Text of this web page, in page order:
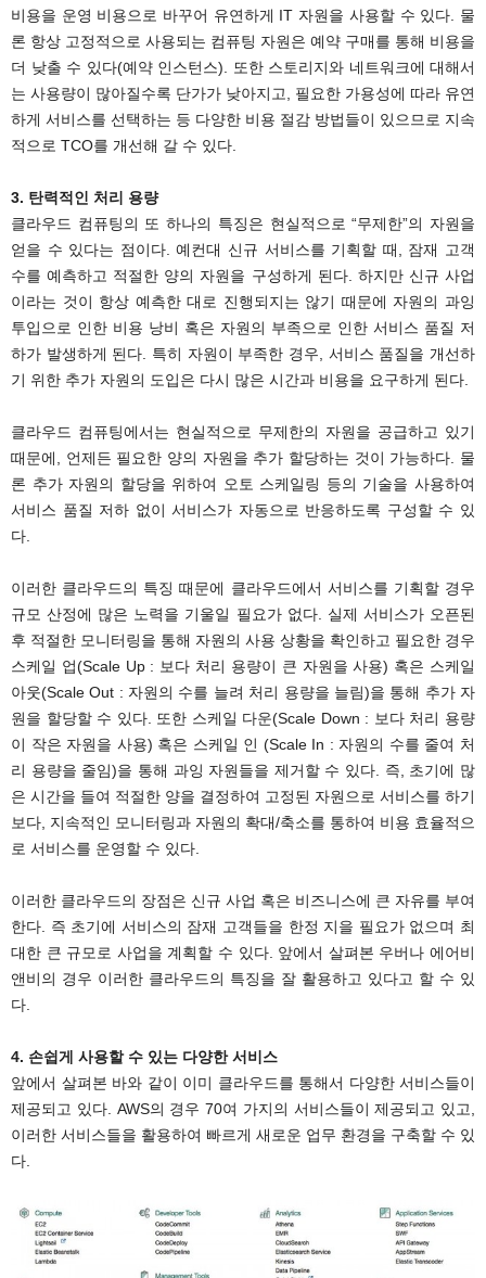
비용을 운영 비용으로 바꾸어 유연하게 IT 자원을 사용할 수 있다. 물
론 항상 고정적으로 사용되는 컴퓨팅 자원은 예약 구매를 통해 비용을
더 낮출 수 있다(예약 인스턴스). 또한 스토리지와 네트워크에 대해서
는 사용량이 많아질수록 단가가 낮아지고, 필요한 가용성에 따라 유연
하게 서비스를 선택하는 등 다양한 비용 절감 방법들이 있으므로 지속
적으로 TCO를 개선해 갈 수 있다.
3. 탄력적인 처리 용량
클라우드 컴퓨팅의 또 하나의 특징은 현실적으로 “무제한”의 자원을
얻을 수 있다는 점이다. 예컨대 신규 서비스를 기획할 때, 잠재 고객
수를 예측하고 적절한 양의 자원을 구성하게 된다. 하지만 신규 사업
이라는 것이 항상 예측한 대로 진행되지는 않기 때문에 자원의 과잉
투입으로 인한 비용 낭비 혹은 자원의 부족으로 인한 서비스 품질 저
하가 발생하게 된다. 특히 자원이 부족한 경우, 서비스 품질을 개선하
기 위한 추가 자원의 도입은 다시 많은 시간과 비용을 요구하게 된다.
클라우드 컴퓨팅에서는 현실적으로 무제한의 자원을 공급하고 있기
때문에, 언제든 필요한 양의 자원을 추가 할당하는 것이 가능하다. 물
론 추가 자원의 할당을 위하여 오토 스케일링 등의 기술을 사용하여
서비스 품질 저하 없이 서비스가 자동으로 반응하도록 구성할 수 있
다.
이러한 클라우드의 특징 때문에 클라우드에서 서비스를 기획할 경우
규모 산정에 많은 노력을 기울일 필요가 없다. 실제 서비스가 오픈된
후 적절한 모니터링을 통해 자원의 사용 상황을 확인하고 필요한 경우
스케일 업(Scale Up : 보다 처리 용량이 큰 자원을 사용) 혹은 스케일
아웃(Scale Out : 자원의 수를 늘려 처리 용량을 늘림)을 통해 추가 자
원을 할당할 수 있다. 또한 스케일 다운(Scale Down : 보다 처리 용량
이 작은 자원을 사용) 혹은 스케일 인 (Scale In : 자원의 수를 줄여 처
리 용량을 줄임)을 통해 과잉 자원들을 제거할 수 있다. 즉, 초기에 많
은 시간을 들여 적절한 양을 결정하여 고정된 자원으로 서비스를 하기
보다, 지속적인 모니터링과 자원의 확대/축소를 통하여 비용 효율적으
로 서비스를 운영할 수 있다.
이러한 클라우드의 장점은 신규 사업 혹은 비즈니스에 큰 자유를 부여
한다. 즉 초기에 서비스의 잠재 고객들을 한정 지을 필요가 없으며 최
대한 큰 규모로 사업을 계획할 수 있다. 앞에서 살펴본 우버나 에어비
앤비의 경우 이러한 클라우드의 특징을 잘 활용하고 있다고 할 수 있
다.
4. 손쉽게 사용할 수 있는 다양한 서비스
앞에서 살펴본 바와 같이 이미 클라우드를 통해서 다양한 서비스들이
제공되고 있다. AWS의 경우 70여 가지의 서비스들이 제공되고 있고,
이러한 서비스들을 활용하여 빠르게 새로운 업무 환경을 구축할 수 있
다.